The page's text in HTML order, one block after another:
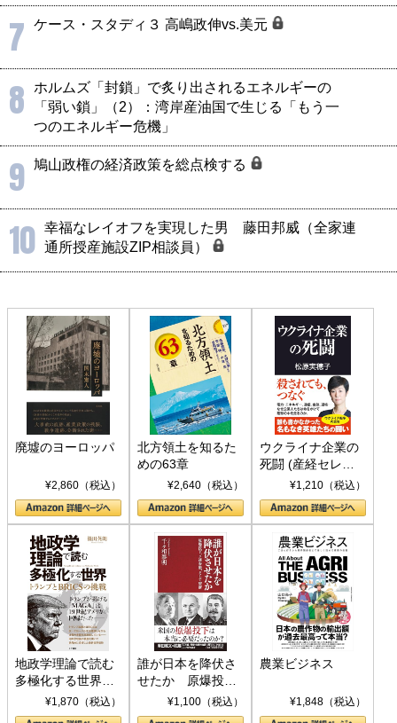
7 ケース・スタディ３ 高嶋政伸vs.美元
8
ホルムズ「封鎖」で炙り出されるエネルギーの
「弱い鎖」（2）：湾岸産油国で生じる「もう一
つのエネルギー危機」
9 鳩山政権の経済政策を総点検する
10 幸福なレイオフを実現した男 藤田邦威（全家連
通所授産施設ZIP相談員）
廃墟のヨーロッパ
¥2,860（税込）
北方領土を知るた
めの63章
¥2,640（税込）
ウクライナ企業の
死闘 (産経セレク
ト S 039)¥1,210（税込）
地政学理論で読む
多極化する世界：
トランプとBRICS
の挑戦
¥1,870（税込）
誰が日本を降伏さ
せたか 原爆投
下、ソ連参戦、そ
して聖断 (PHP新
¥1,100（税込）
農業ビジネス
¥1,848（税込）